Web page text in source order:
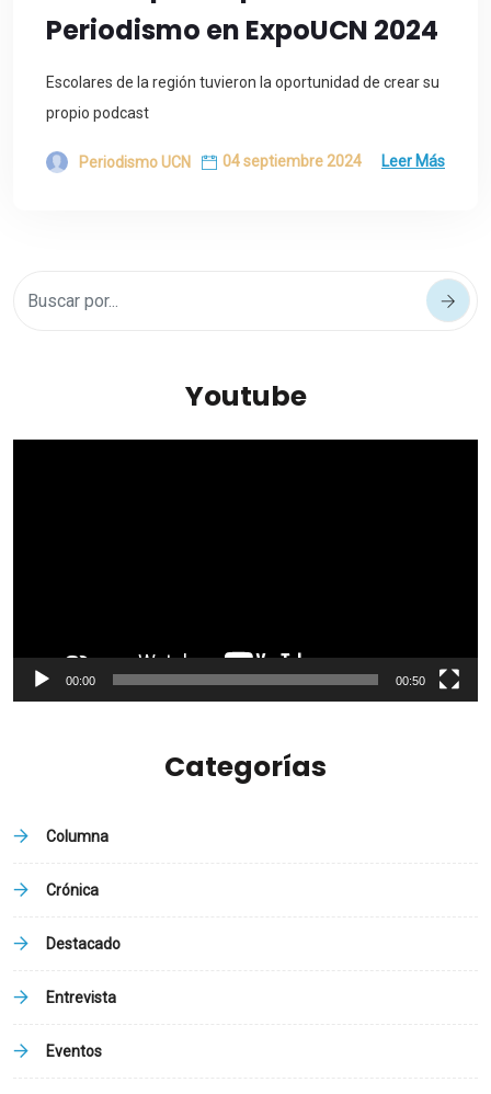
Periodismo en ExpoUCN 2024
Escolares de la región tuvieron la oportunidad de crear su
propio podcast
Periodismo UCN 04 septiembre 2024 Leer Más
Youtube
00:00 00:50
Categorías
Columna
Crónica
Destacado
Entrevista
Eventos